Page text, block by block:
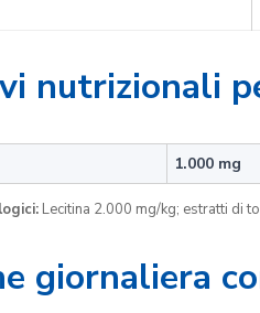
nutrizionali
1.000 mg
Lecitina 2.000 mg/kg; estratti di
giornaliera